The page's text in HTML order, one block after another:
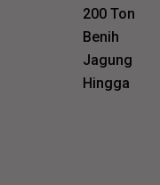
200 Ton
Benih
Jagung
Hingga